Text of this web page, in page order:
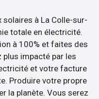
solaires à La Colle-sur-
totale en électricité.
à 100% et faites des
plus impacté par les
et votre facture
Produire votre propre
la planète. Vous serez